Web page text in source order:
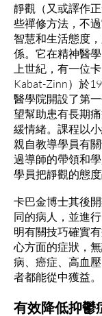
靜觀（又或譯作
些禪修方法，不
智慧和生活態度
係。它在精神醫
上世紀，有一位
Kabat-Zinn）於
醫學院開設了第
望幫助患有長期
緩情緒。課程以
親自教導學員有
過導師的帶領和
學員把靜觀的態度
卡巴金博士其後
同的病人，並進
明有關技巧確實
心方面的症狀，
病、癌症、高血
者都能從中獲益。
有效降低抑鬱